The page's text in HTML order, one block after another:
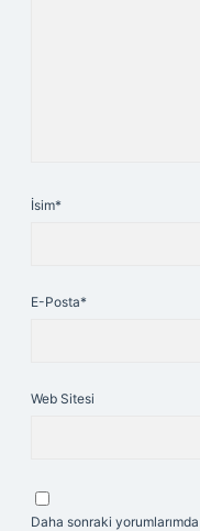
İsim*
E-Posta*
Web Sitesi
Daha sonraki